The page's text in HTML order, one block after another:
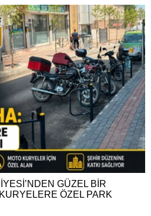
GÜZEL BİR
ÖZEL PARK